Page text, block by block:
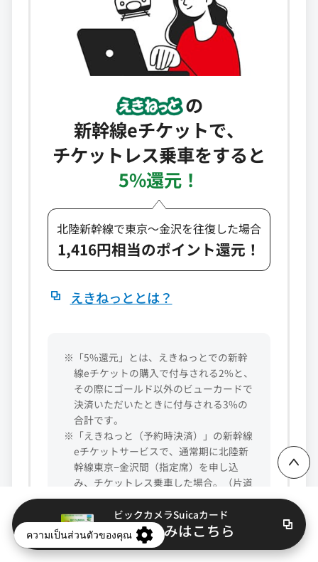
の
新幹線eチケットで、
チケットレス乗車をすると
5%還元！
北陸新幹線で東京～金沢を往復した場合
1,416円相当のポイント還元！
えきねっととは？
※「5%還元」とは、えきねっとでの新幹
線eチケットの購入で付与される2%と、
その際にゴールド以外のビューカードで
決済いただいたときに付与される3%の
合計です。
※「えきねっと（予約時決済）」の新幹線
eチケットサービスで、通常期に北陸新
幹線東京−金沢間（指定席）を申し込
み、チケットレス乗車した場合。（片道
14,400円）2026年3月14日現在
※新幹線eチケットは東北・北海道、上
越、北陸、⼭形、秋⽥の各新幹線にご乗
⾞いただけるサービスです。
ビックカメラSuicaカード
入会申込みはこちら